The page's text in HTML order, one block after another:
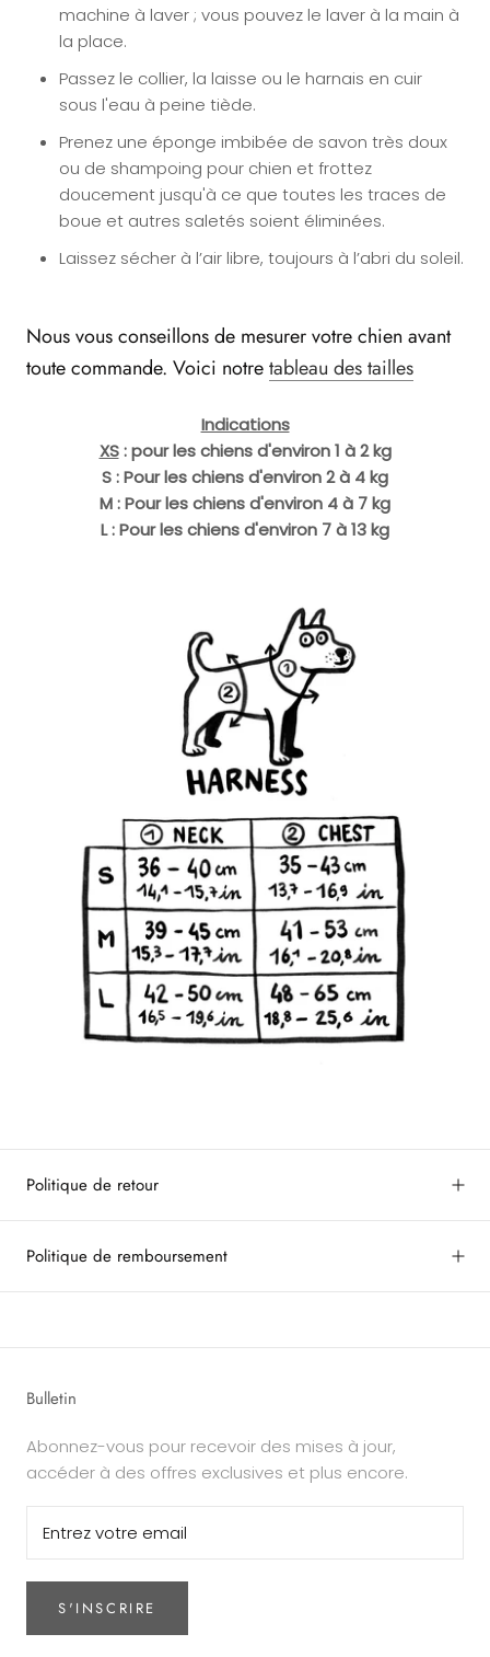
machine à laver ; vous pouvez le laver à la main à
la place.
Passez le collier, la laisse ou le harnais en cuir
sous l'eau à peine tiède.
Prenez une éponge imbibée de savon très doux
ou de shampoing pour chien et frottez
doucement jusqu'à ce que toutes les traces de
boue et autres saletés soient éliminées.
Laissez sécher à l’air libre, toujours à l’abri du soleil.
Nous vous conseillons de mesurer votre chien avant
toute commande. Voici notretableau des tailles
Indications
XS: pour les chiens d'environ 1 à 2 kg
S : Pour les chiens d'environ 2 à 4 kg
M : Pour les chiens d'environ 4 à 7 kg
L : Pour les chiens d'environ 7 à 13 kg
Politique de retour
Politique de remboursement
Bulletin
Abonnez-vous pour recevoir des mises à jour,
accéder à des offres exclusives et plus encore.
S'INSCRIRE